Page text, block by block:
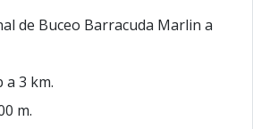
de Buceo Barracuda Marlin a
a 3 km.
m.